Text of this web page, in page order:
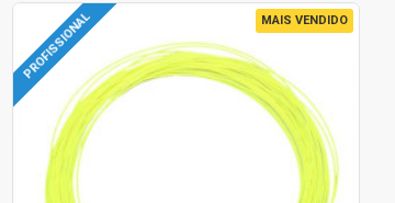
MAIS VENDIDO
PROFISSIONAL